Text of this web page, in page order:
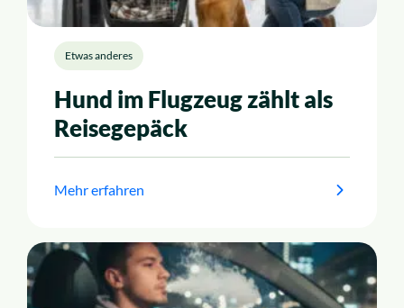
Etwas anderes
Hund im Flugzeug zählt als
Reisegepäck
Mehr erfahren